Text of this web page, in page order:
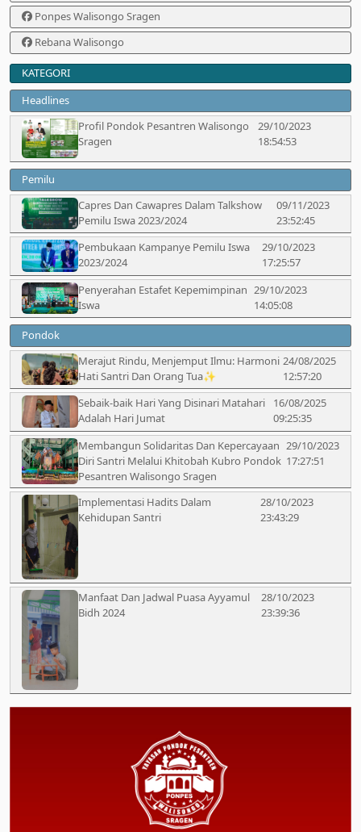
Ponpes Walisongo Sragen
Rebana Walisongo
KATEGORI
Headlines
Profil Pondok Pesantren Walisongo
Sragen
29/10/2023
18:54:53
Pemilu
Capres Dan Cawapres Dalam Talkshow
Pemilu Iswa 2023/2024
09/11/2023
23:52:45
Pembukaan Kampanye Pemilu Iswa
2023/2024
29/10/2023
17:25:57
Penyerahan Estafet Kepemimpinan
Iswa
29/10/2023
14:05:08
Pondok
Merajut Rindu, Menjemput Ilmu: Harmoni
Hati Santri Dan Orang Tua✨
24/08/2025
12:57:20
Sebaik‑baik Hari Yang Disinari Matahari
Adalah Hari Jumat
16/08/2025
09:25:35
Membangun Solidaritas Dan Kepercayaan
Diri Santri Melalui Khitobah Kubro Pondok
Pesantren Walisongo Sragen
29/10/2023
17:27:51
Implementasi Hadits Dalam
Kehidupan Santri
28/10/2023
23:43:29
Manfaat Dan Jadwal Puasa Ayyamul
Bidh 2024
28/10/2023
23:39:36